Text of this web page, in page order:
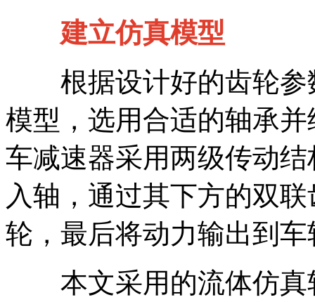
建立仿真模型
根据设计好的齿轮参
模型，选用合适的轴承
车减速器采用两级传动
入轴，通过其下方的双
轮，最后将动力输出到
本文采用的流体仿真